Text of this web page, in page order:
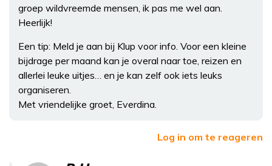
groep wildvreemde mensen, ik pas me wel aan.
Heerlijk!
Een tip: Meld je aan bij Klup voor info. Voor een kleine
bijdrage per maand kan je overal naar toe, reizen en
allerlei leuke uitjes… en je kan zelf ook iets leuks
organiseren.
Met vriendelijke groet, Everdina.
Log in om te reageren